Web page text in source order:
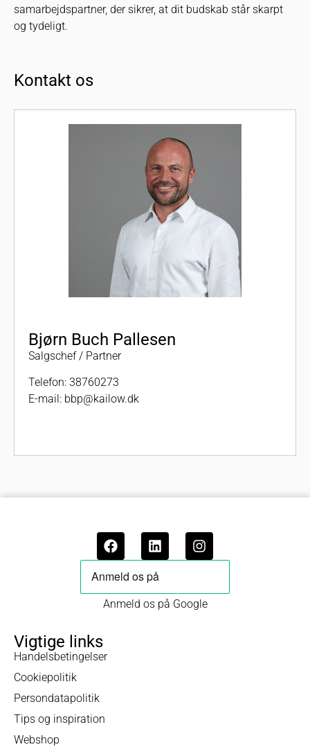
samarbejdspartner, der sikrer, at dit budskab står skarpt
og tydeligt.
Kontakt os
Bjørn Buch Pallesen
Salgschef / Partner
Telefon: 38760273
E-mail: bbp@kailow.dk
Anmeld os på Google
Vigtige links
Handelsbetingelser
Cookiepolitik
Persondatapolitik
Tips og inspiration
Webshop